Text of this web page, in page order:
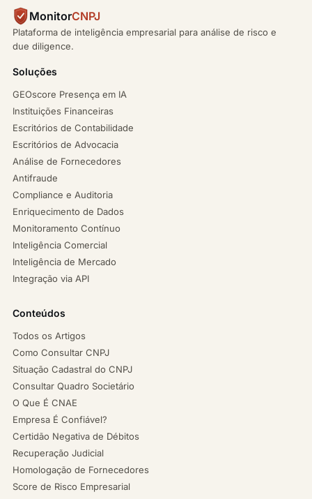
MonitorCNPJ
Plataforma de inteligência empresarial para análise de risco e
due diligence.
Soluções
GEOscore Presença em IA
Instituições Financeiras
Escritórios de Contabilidade
Escritórios de Advocacia
Análise de Fornecedores
Antifraude
Compliance e Auditoria
Enriquecimento de Dados
Monitoramento Contínuo
Inteligência Comercial
Inteligência de Mercado
Integração via API
Conteúdos
Todos os Artigos
Como Consultar CNPJ
Situação Cadastral do CNPJ
Consultar Quadro Societário
O Que É CNAE
Empresa É Confiável?
Certidão Negativa de Débitos
Recuperação Judicial
Homologação de Fornecedores
Score de Risco Empresarial